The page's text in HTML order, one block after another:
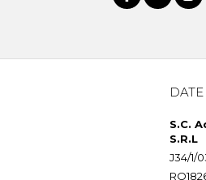
S.C.
S.R.L
J34/1/